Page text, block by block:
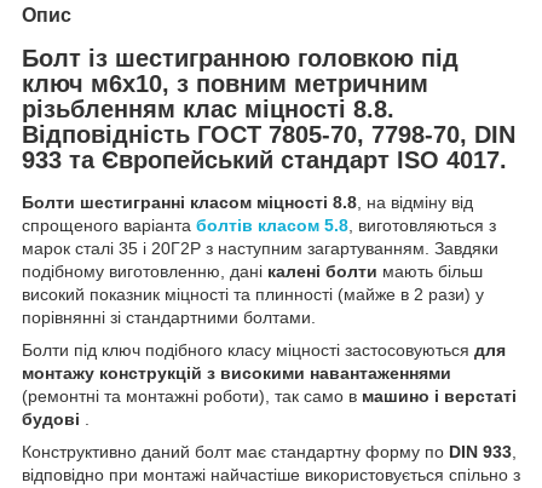
Опис
Болт із шестигранною головкою під
ключ м6х10, з повним метричним
різьбленням клас міцності 8.8.
Відповідність ГОСТ 7805-70, 7798-70, DIN
933 та Європейський стандарт ISO 4017.
Болти шестигранні класом міцності 8.8, на відміну від
спрощеного варіанта болтів класом 5.8, виготовляються з
марок сталі 35 і 20Г2Р з наступним загартуванням. Завдяки
подібному виготовленню, дані калені болти мають більш
високий показник міцності та плинності (майже в 2 рази) у
порівнянні зі стандартними болтами.
Болти під ключ подібного класу міцності застосовуються для
монтажу конструкцій з високими навантаженнями
(ремонтні та монтажні роботи), так само в машино і верстаті
будові .
Конструктивно даний болт має стандартну форму по DIN 933,
відповідно при монтажі найчастіше використовується спільно з